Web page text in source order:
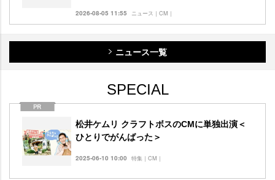
2026-08-05 11:55 ニュース｜CM｜
ニュース一覧
SPECIAL
松井ケムリ クラフトボスのCMに単独出演＜
ひとりでがんばった＞
2025-06-10 10:00 特集｜CM｜